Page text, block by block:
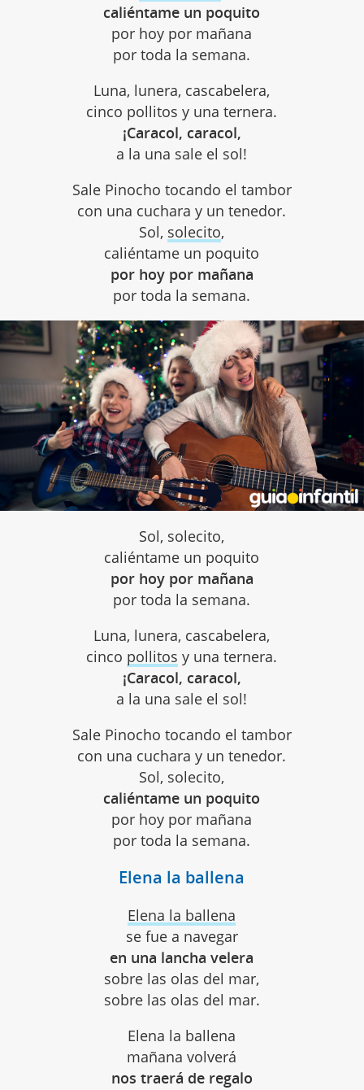
caliéntame un poquito
por hoy por mañana
por toda la semana.
Luna, lunera, cascabelera,
cinco pollitos y una ternera.
¡Caracol, caracol,
a la una sale el sol!
Sale Pinocho tocando el tambor
con una cuchara y un tenedor.
Sol, solecito,
caliéntame un poquito
por hoy por mañana
por toda la semana.
Sol, solecito,
caliéntame un poquito
por hoy por mañana
por toda la semana.
Luna, lunera, cascabelera,
cinco pollitos y una ternera.
¡Caracol, caracol,
a la una sale el sol!
Sale Pinocho tocando el tambor
con una cuchara y un tenedor.
Sol, solecito,
caliéntame un poquito
por hoy por mañana
por toda la semana.
Elena la ballena
Elena la ballena
se fue a navegar
en una lancha velera
sobre las olas del mar,
sobre las olas del mar.
Elena la ballena
mañana volverá
nos traerá de regalo